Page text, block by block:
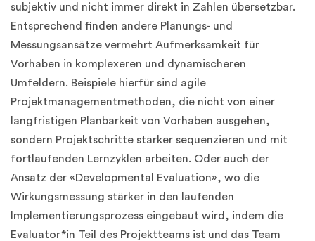
subjektiv und nicht immer direkt in Zahlen übersetzbar.
Entsprechend finden andere Planungs- und
Messungsansätze vermehrt Aufmerksamkeit für
Vorhaben in komplexeren und dynamischeren
Umfeldern. Beispiele hierfür sind agile
Projektmanagementmethoden, die nicht von einer
langfristigen Planbarkeit von Vorhaben ausgehen,
sondern Projektschritte stärker sequenzieren und mit
fortlaufenden Lernzyklen arbeiten. Oder auch der
Ansatz der «Developmental Evaluation», wo die
Wirkungsmessung stärker in den laufenden
Implementierungsprozess eingebaut wird, indem die
Evaluator*in Teil des Projektteams ist und das Team